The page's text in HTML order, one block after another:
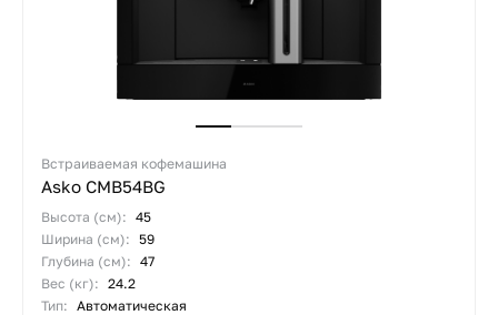
Встраиваемая кофемашина
Asko CMB54BG
Высота (см): 45
Ширина (см): 59
Глубина (см): 47
Вес (кг): 24.2
Тип: Автоматическая